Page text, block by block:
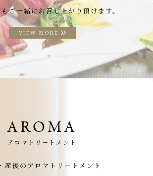
ご一緒にお召し上がり頂けます。
VIEW MORE
AROMA
アロマトリートメント
産後のアロマトリートメント